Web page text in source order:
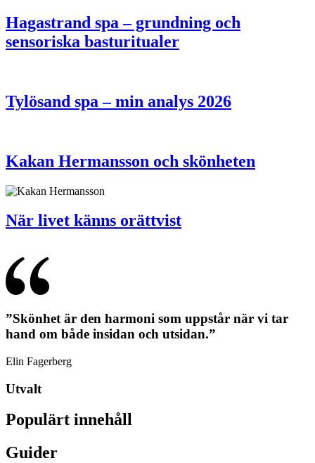
Hagastrand spa – grundning och
sensoriska basturitualer
Tylösand spa – min analys 2026
Kakan Hermansson och skönheten
När livet känns orättvist
”Skönhet är den harmoni som uppstår när vi tar
hand om både insidan och utsidan.”
Elin Fagerberg
Utvalt
Populärt innehåll
Guider